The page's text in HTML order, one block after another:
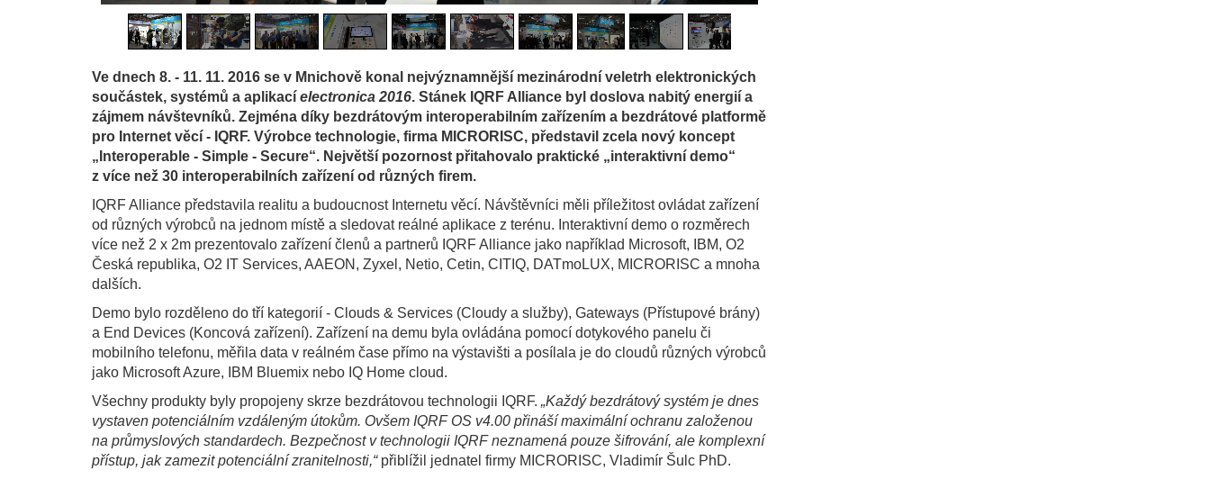
Ve dnech 8. - 11. 11. 2016 se v Mnichově konal nejvýznamnější mezinárodní veletrh elektronických
součástek, systémů a aplikací electronica 2016. Stánek IQRF Alliance byl doslova nabitý energií a
zájmem návštevníků. Zejména díky bezdrátovým interoperabilním zařízením a bezdrátové platformě
pro Internet věcí - IQRF. Výrobce technologie, firma MICRORISC, představil zcela nový koncept
„Interoperable - Simple - Secure“. Největší pozornost přitahovalo praktické „interaktivní demo“
z více než 30 interoperabilních zařízení od různých firem.
IQRF Alliance představila realitu a budoucnost Internetu věcí. Návštěvníci měli příležitost ovládat zařízení
od různých výrobců na jednom místě a sledovat reálné aplikace z terénu. Interaktivní demo o rozměrech
více než 2 x 2m prezentovalo zařízení členů a partnerů IQRF Alliance jako například Microsoft, IBM, O2
Česká republika, O2 IT Services, AAEON, Zyxel, Netio, Cetin, CITIQ, DATmoLUX, MICRORISC a mnoha
dalších.
Demo bylo rozděleno do tří kategorií - Clouds & Services (Cloudy a služby), Gateways (Přístupové brány)
a End Devices (Koncová zařízení). Zařízení na demu byla ovládána pomocí dotykového panelu či
mobilního telefonu, měřila data v reálném čase přímo na výstavišti a posílala je do cloudů různých výrobců
jako Microsoft Azure, IBM Bluemix nebo IQ Home cloud.
Všechny produkty byly propojeny skrze bezdrátovou technologii IQRF. „Každý bezdrátový systém je dnes
vystaven potenciálním vzdáleným útokům. Ovšem IQRF OS v4.00 přináší maximální ochranu založenou
na průmyslových standardech. Bezpečnost v technologii IQRF neznamená pouze šifrování, ale komplexní
přístup, jak zamezit potenciální zranitelnosti,“přiblížil jednatel firmy MICRORISC, Vladimír Šulc PhD.